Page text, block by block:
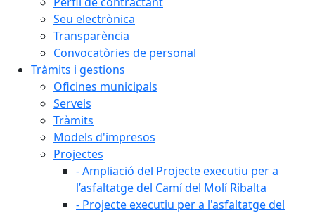
Seu electrònica
Transparència
Convocatòries de personal
Tràmits i gestions
Oficines municipals
Serveis
Tràmits
Models d'impresos
Projectes
- Ampliació del Projecte executiu per a
l’asfaltatge del Camí del Molí Ribalta
- Projecte executiu per a l'asfaltatge del